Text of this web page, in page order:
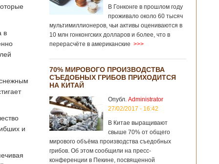
в
и
В Гонконге в прошлом году
проживало около 60 тысяч
мультимиллионеров, чьи активы оцениваются в
10 млн гонконгских долларов и более, что в
перерасчёте в американские >>>
70% МИРОВОГО ПРОИЗВОДСТВА
СЪЕДОБНЫХ ГРИБОВ ПРИХОДИТСЯ
НА КИТАЙ
Опубл. Administrator
27/02/2017 - 16:42
В Китае выращивают
свыше 70% от общего
мирового объёма производства съедобных
грибов. Об этом сообщили на пресс-
конференции в Пекине, посвященной